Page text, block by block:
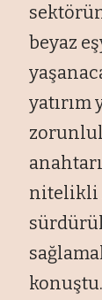
beyaz
yatırım
nitelikli